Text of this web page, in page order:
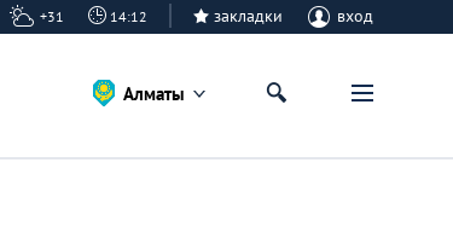
+31 14:12 закладки вход
Алматы